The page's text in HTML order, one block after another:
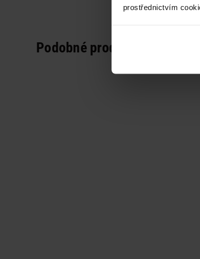
prostřednictvím
Podobné produkty